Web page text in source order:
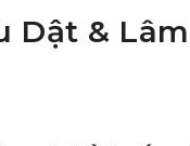
Dật &